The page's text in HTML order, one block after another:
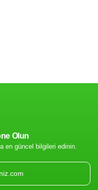
Olun
en güncel bilgileri edinin.